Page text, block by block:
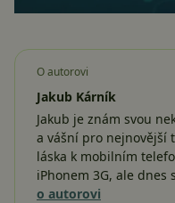
O autorovi
Jakub Kárník
Jakub je znám svou
a vášní pro nejnovější
láska k mobilním
iPhonem 3G, ale dnes
o autorovi